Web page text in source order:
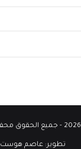
2026 - جميع الحقوق محفوظة
تطوير:عاصم هوست